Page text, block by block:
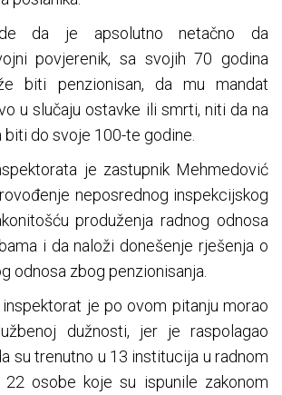
da je apsolutno netačno da
povjerenik, sa svojih 70 godina
biti penzionisan, da mu mandat
u slučaju ostavke ili smrti, niti da na
do svoje 100-te godine.
je zastupnik Mehmedović
neposrednog inspekcijskog
produženja radnog odnosa
i da naloži donešenje rješenja o
odnosa zbog penzionisanja.
inspektorat je po ovom pitanju morao
dužnosti, jer je raspolagao
su trenutno u 13 institucija u radnom
22 osobe koje su ispunile zakonom